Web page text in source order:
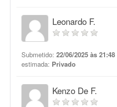
Leonardo F.
Submetido: 22/06/2025 às 21:48
estimada: Privado
Kenzo De F.